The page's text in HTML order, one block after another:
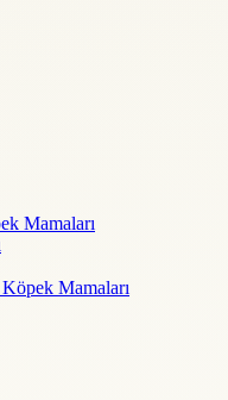
Mamaları
Mamaları